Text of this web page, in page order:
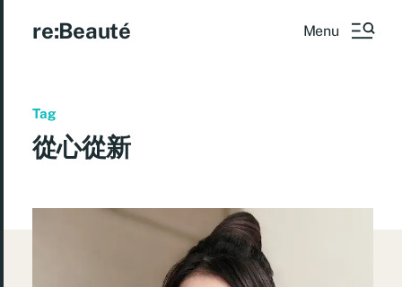
re:Beauté Menu
Tag
從心從新